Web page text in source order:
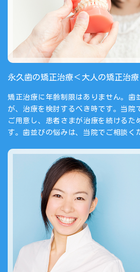
永久歯の矯正治療＜大人の矯正治療
矯正治療に年齢制限はありません。歯
が、治療を検討するべき時です。当院
ご用意し、患者さまが治療を続けるた
す。歯並びの悩みは、当院でご相談く